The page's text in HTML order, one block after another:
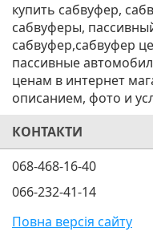
купить сабвуфер,
сабвуферы,
сабвуфер,сабвуфер
пассивные
ценам в интернет
описанием, фото и
КОНТАКТИ
068-468-16-40
066-232-41-14
Повна версія сайту